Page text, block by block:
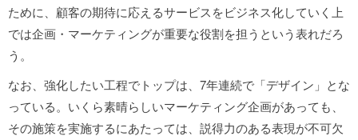
ために、顧客の期待に応えるサービスをビジネス化していく上
では企画・マーケティングが重要な役割を担うという表れだろ
う。
なお、強化したい工程でトップは、7年連続で「デザイン」とな
っている。いくら素晴らしいマーケティング企画があっても、
その施策を実施するにあたっては、説得力のある表現が不可欠